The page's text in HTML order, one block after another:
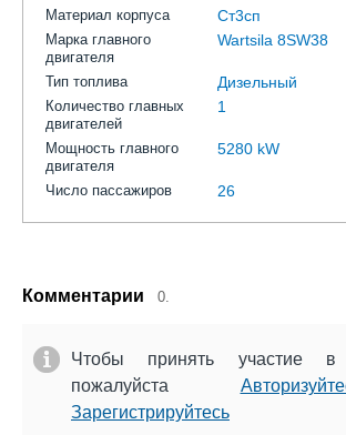
Материал корпуса Ст3сп
Марка главного
двигателя
Wartsila 8SW38
Тип топлива Дизельный
Количество главных
двигателей
1
Мощность главного
двигателя
5280 kW
Число пассажиров 26
Комментарии 0.
Чтобы принять участие в
пожалуйста
Зарегистрируйтесь